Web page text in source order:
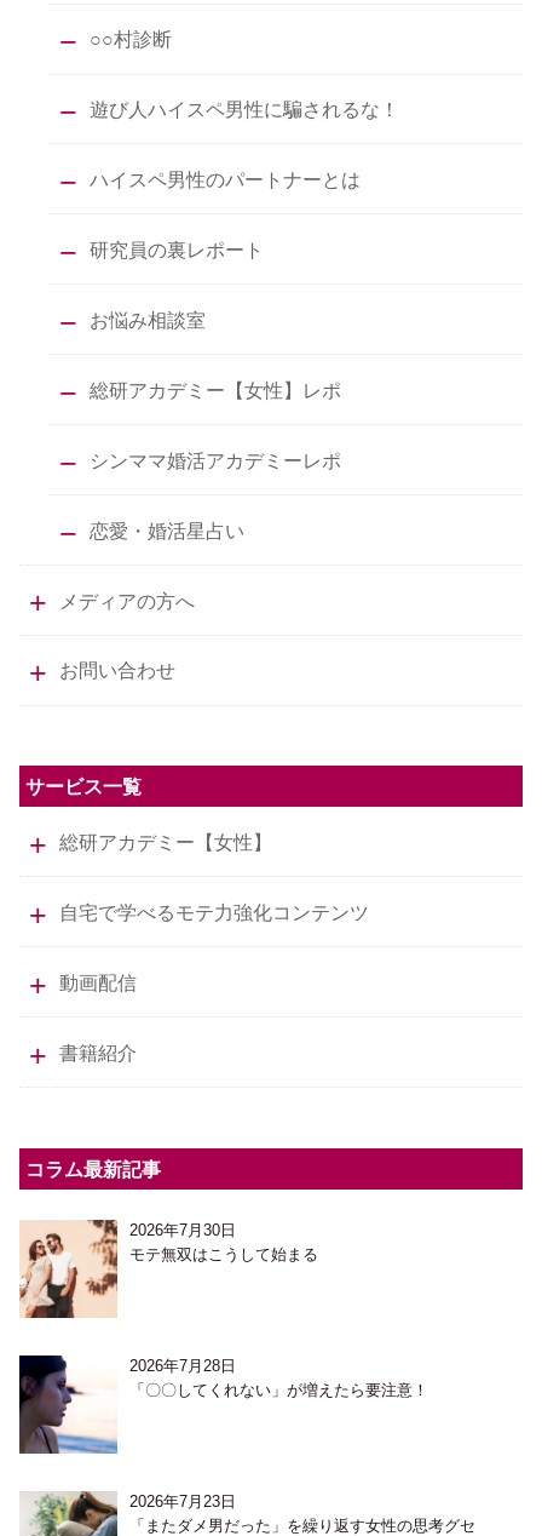
○○村診断
遊び人ハイスペ男性に騙されるな！
ハイスペ男性のパートナーとは
研究員の裏レポート
お悩み相談室
総研アカデミー【女性】レポ
シンママ婚活アカデミーレポ
恋愛・婚活星占い
メディアの方へ
お問い合わせ
サービス一覧
総研アカデミー【女性】
自宅で学べるモテ力強化コンテンツ
動画配信
書籍紹介
コラム最新記事
2026年7月30日
モテ無双はこうして始まる
2026年7月28日
「〇〇してくれない」が増えたら要注意！
2026年7月23日
「またダメ男だった」を繰り返す女性の思考グセ